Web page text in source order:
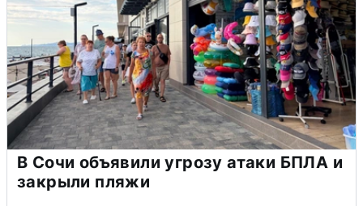
В Сочи объявили угрозу атаки БПЛА и
закрыли пляжи